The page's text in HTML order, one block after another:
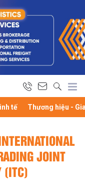
tế Thương hiệu -
JOINT
(ITC)